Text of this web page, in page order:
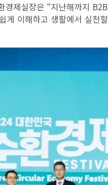
경제실장은 “지난해까지
게 이해하고 생활에서 실천